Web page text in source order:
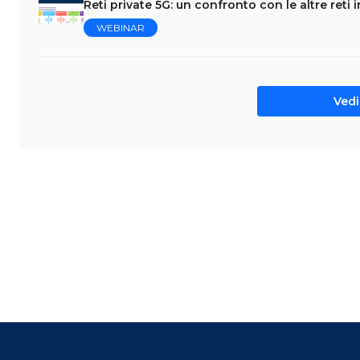
Reti private 5G: un confronto con le altre reti
WEBINAR